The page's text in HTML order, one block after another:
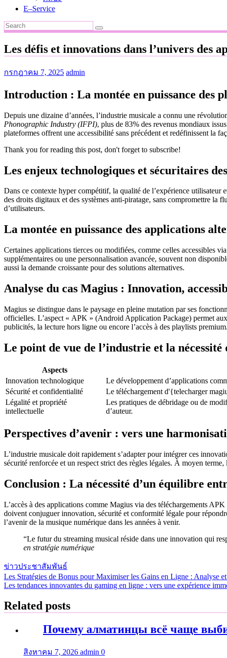
E–Service
Les défis et innovations dans l’univers des
กรกฎาคม 7, 2025 admin
Introduction : La montée en puissance des
Depuis une dizaine d’années, l’industrie musicale a connu une
Phonographic Industry (IFPI), plus de 83% des revenus mondiaux
plateformes offrent une accessibilité sans précédent et redéfinissent la
Thank you for reading this post, don't forget to subscribe!
Les enjeux technologiques et sécuritaires
Dans ce contexte hyper compétitif, la qualité de l’expérience utilisateur
des droits digitaux et des systèmes anti-piratage, sans compromettre la
d’utilisateurs.
La montée en puissance des applications
Certaines applications tierces ou modifiées, comme celles accessibles
supplémentaires ou une personnalisation avancée, souvent non
aussi la demande croissante pour des solutions alternatives.
Analyse du cas Magius : Innovation,
Magius se distingue dans le paysage en pleine mutation par ses
officielles. L’aspect « APK » (Android Application Package) permet
publicités, la lecture hors ligne ou encore l’accès à des playlists
Le point de vue de l’industrie et la
Aspects
Innovation technologique
Le développement d’applications
Sécurité et confidentialité
Le téléchargement d'{telecharger
Légalité et propriété
intellectuelle
Les pratiques de débridage ou de
d’auteur.
Perspectives d’avenir : vers une
L’industrie musicale doit rapidement s’adapter pour intégrer ces
sécurité renforcée et un respect strict des règles légales. À moyen
Conclusion : La nécessité d’un équilibre
L’accès à des applications comme Magius via des téléchargements
doivent conjuguer innovation, sécurité et conformité légale pour
l’avenir de la musique numérique dans les années à venir.
“Le futur du streaming musical réside dans une innovation qui
en stratégie numérique
ข่าวประชาสัมพันธ์
แนะแนว
เรื่อง
Les Stratégies de Bonus pour Maximiser les Gains en Ligne : Analyse
Les tendances innovantes du gaming en ligne : vers une expérience
Related posts
Почему алматинцы всё чаще
สิงหาคม 7, 2026 admin 0